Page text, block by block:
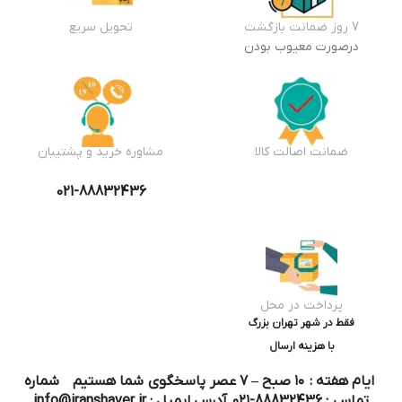
7 روز ضمانت بازگشت
درصورت معیوب بودن
تحویل سریع
ضمانت اصالت کالا مشاوره خرید و پشتیبان
021-88832436
پرداخت در محل
فقط در شهر تهران بزرگ
با هزینه ارسال
ایام هفته : ۱۰ صبح – ۷ عصر پاسخگوی شما هستیم شماره